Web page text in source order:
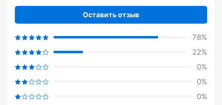
Оставить отзыв
78%
22%
0%
0%
0%